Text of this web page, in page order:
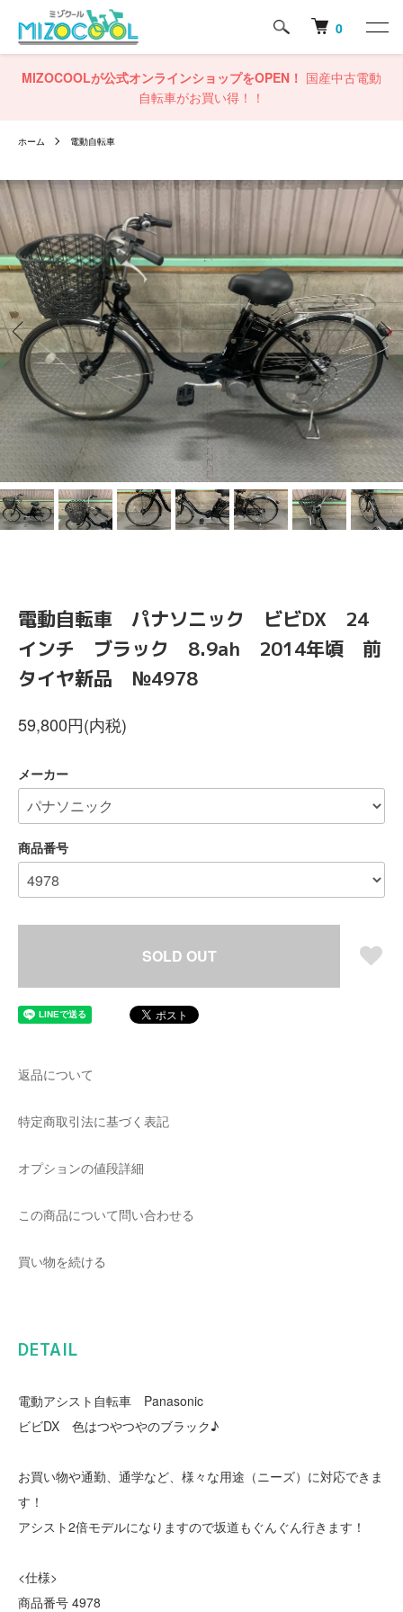
0
MIZOCOOLが公式オンラインショップをOPEN！ 国産中古電動
自転車がお買い得！！
ホーム 電動自転車
電動自転車 パナソニック ビビDX 24
インチ ブラック 8.9ah 2014年頃 前
タイヤ新品 №4978
59,800円(内税)
メーカー
商品番号
SOLD OUT
返品について
特定商取引法に基づく表記
オプションの値段詳細
この商品について問い合わせる
買い物を続ける
DETAIL
電動アシスト自転車 Panasonic
ビビDX 色はつやつやのブラック♪
お買い物や通勤、通学など、様々な用途（ニーズ）に対応できま
す！
アシスト2倍モデルになりますので坂道もぐんぐん行きます！
<仕様>
商品番号 4978